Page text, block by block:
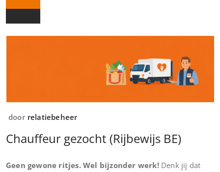
door relatiebeheer
Chauffeur gezocht (Rijbewijs BE)
Geen gewone ritjes. Wel bijzonder werk! Denk jij dat